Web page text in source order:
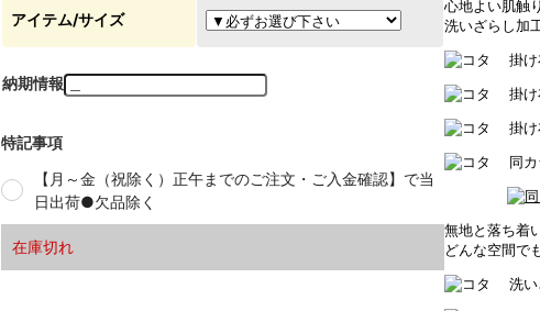
アイテム/サイズ
納期情報
特記事項
【月～金（祝除く）正午までのご注文・ご入金確認】で当
日出荷●欠品除く
在庫切れ
心地よい肌触
洗いざらし加
無地と落ち着
どんな空間で